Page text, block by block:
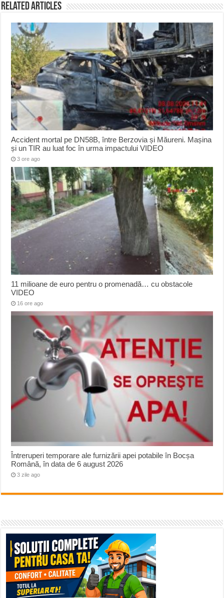
Related Articles
Accident mortal pe DN58B, între Berzovia și Măureni. Mașina
și un TIR au luat foc în urma impactului VIDEO
3 ore ago
11 milioane de euro pentru o promenadă… cu obstacole
VIDEO
16 ore ago
Întreruperi temporare ale furnizării apei potabile în Bocșa
Română, în data de 6 august 2026
3 zile ago